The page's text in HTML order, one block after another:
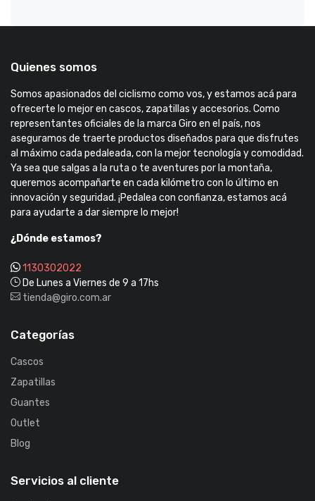
Quienes somos
Somos apasionados del ciclismo como vos, y estamos acá para
ofrecerte lo mejor en cascos, zapatillas y accesorios. Como
representantes oficiales de la marca Giro en el país, nos
aseguramos de traerte productos diseñados para que disfrutes
al máximo cada pedaleada, con la mejor tecnología y comodidad.
Ya sea que salgas a la ruta o te aventures por la montaña,
queremos acompañarte en cada kilómetro con lo último en
innovación y seguridad. ¡Pedalea con confianza, estamos acá
para ayudarte a dar siempre lo mejor!
¿Dónde estamos?
1130302022
De Lunes a Viernes de 9 a 17hs
tienda@giro.com.ar
Categorías
Cascos
Zapatillas
Guantes
Outlet
Blog
Servicios al cliente